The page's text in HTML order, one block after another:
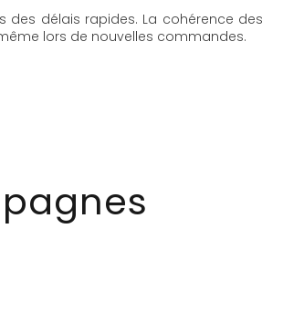
des délais rapides. La cohérence des
lors de nouvelles commandes.